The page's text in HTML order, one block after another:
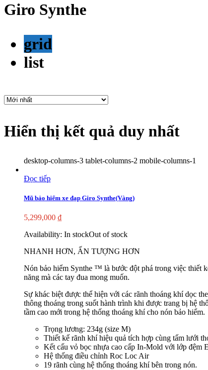
Giro Synthe
grid
list
Hiển thị kết quả duy nhất
desktop-columns-3 tablet-columns-2 mobile-columns-1
Đọc tiếp
Mũ bảo hiểm xe đạp Giro Synthe(Vàng)
5,299,000 ₫
Availability: In stockOut of stock
NHANH HƠN, ẤN TƯỢNG HƠN
Nón bảo hiểm Synthe ™ là bước đột phá trong việc thiết
năng mà các tay đua mong muốn.
Sự khác biệt được thể hiện với các rãnh thoáng khí dọc
thông thoáng trong suốt hành trình khi được trang bị hệ
tầm cao mới trong hệ thống thoáng khí cho nón bảo hiểm.
Trọng lương: 234g (size M)
Thiết kế rãnh khí hiệu quả tích hợp cùng tấm lưới
Kết cấu vỏ bọc nhựa cao cấp In-Mold với lớp đệm
Hệ thống điều chỉnh Roc Loc Air
19 rãnh cùng hệ thống thoáng khí bên trong nón.